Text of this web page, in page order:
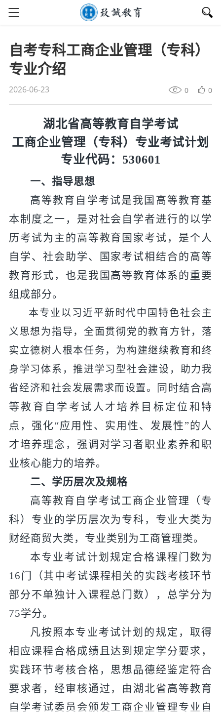
自考专科工商企业管理（专科）
专业介绍
2026-06-23 0 0
湖北省高等教育自学考试
工商企业管理（专科）专业考试计划
专业代码： 530601
一、指导思想
高等教育自学考试是我国高等教育基
本制度之一，是对社会自学者进行的以学
历考试为主的高等教育国家考试，是个人
自学、社会助学、国家考试相结合的高等
教育形式，也是我国高等教育体系的重要
组成部分。
本专业以习近平新时代中国特色社会主
义思想为指导，全面贯彻党的教育方针，落
实立德树人根本任务，为构建继续教育和终
身学习体系，推进学习型社会建设，助力我
省经济和社会发展需求而设置。
同时结合高
等教育自学考试人才培养目标定位和特
点，强化“应用性、实用性、发展性”的人
才培养理念，强调对学习者职业素养和职
业核心能力的培养。
二、学历层次及规格
高等教育自学考试工商企业管理（专
科）专业的学历层次为专科，专业大类为
财经商贸大类，专业类别为工商管理类。
本专业考试计划规定合格课程门数为
16 门（其中考试课程相关的实践考核环节
部分不单独计入课程总门数），总学分为
75学分。
凡按照本专业考试计划的规定，取得
相应课程合格成绩且达到规定学分要求，
实践环节考核合格，思想品德经鉴定符合
要求者，经审核通过，由湖北省高等教育
自学考试委员会颁发工商企业管理专业自